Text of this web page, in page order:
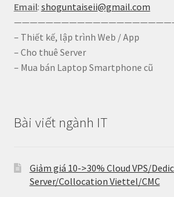
Email: shoguntaiseii@gmail.com
– Thiết kế, lập trình Web / App
– Cho thuê Server
– Mua bán Laptop Smartphone cũ
Bài viết ngành IT
Giảm giá 10->30% Cloud VPS/
Server/Collocation Viettel/CMC